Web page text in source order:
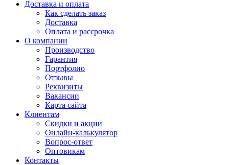
Доставка и оплата
Как сделать заказ
Доставка
Оплата и рассрочка
О компании
Производство
Гарантия
Портфолио
Отзывы
Реквизиты
Вакансии
Карта сайта
Клиентам
Скидки и акции
Онлайн-калькулятор
Вопрос-ответ
Оптовикам
Контакты